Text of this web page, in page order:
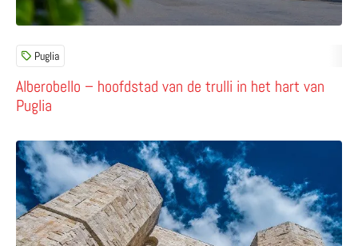
Alberobello – hoofdstad van de trulli in het hart van
Puglia
Puglia
Lees meer over Castel del Monte (Andria) – het